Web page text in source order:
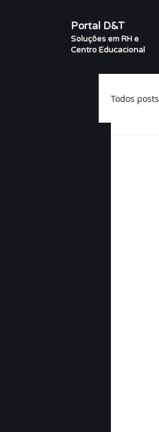
Portal D&T
Soluções em RH e
Centro Educacional
Todos posts